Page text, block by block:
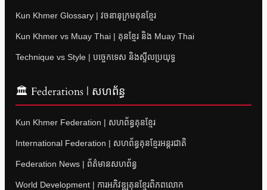
Kun Khmer Glossary | វចនានុក្រមគុនខ្មែរ
Kun Khmer vs Muay Thai | គុនខ្មែរ និង Muay Thai
Technique vs Style | បច្ចេកទេស និងស្ទីលប្រយុទ្ធ
🏛 Federations | សហព័ន្ធ
Kun Khmer Federation | សហព័ន្ធគុនខ្មែរ
International Federation | សហព័ន្ធគុនខ្មែរអន្តរជាតិ
Federation News | ព័ត៌មានសហព័ន្ធ
World Development | ការអភិវឌ្ឍគុនខ្មែរពិភពលោក